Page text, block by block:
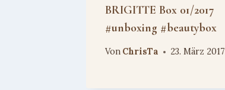
BRIGITTE Box 01/2017
#unboxing #beautybox
Von ChrisTa 23. März 2017